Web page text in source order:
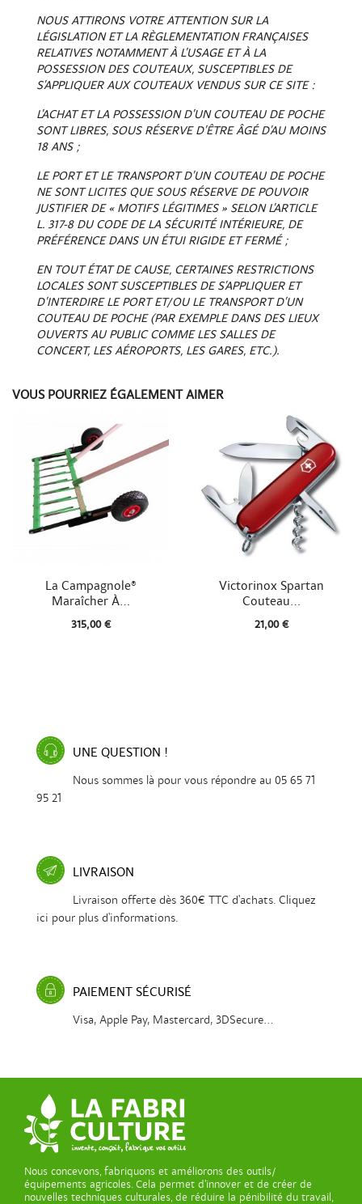
NOUS ATTIRONS VOTRE ATTENTION SUR LA
LÉGISLATION ET LA RÈGLEMENTATION FRANÇAISES
RELATIVES NOTAMMENT À L’USAGE ET À LA
POSSESSION DES COUTEAUX, SUSCEPTIBLES DE
S’APPLIQUER AUX COUTEAUX VENDUS SUR CE SITE :
L’ACHAT ET LA POSSESSION D’UN COUTEAU DE POCHE
SONT LIBRES, SOUS RÉSERVE D’ÊTRE ÂGÉ D’AU MOINS
18 ANS ;
LE PORT ET LE TRANSPORT D’UN COUTEAU DE POCHE
NE SONT LICITES QUE SOUS RÉSERVE DE POUVOIR
JUSTIFIER DE « MOTIFS LÉGITIMES » SELON L’ARTICLE
L. 317-8 DU CODE DE LA SÉCURITÉ INTÉRIEURE, DE
PRÉFÉRENCE DANS UN ÉTUI RIGIDE ET FERMÉ ;
EN TOUT ÉTAT DE CAUSE, CERTAINES RESTRICTIONS
LOCALES SONT SUSCEPTIBLES DE S’APPLIQUER ET
D’INTERDIRE LE PORT ET/OU LE TRANSPORT D’UN
COUTEAU DE POCHE (PAR EXEMPLE DANS DES LIEUX
OUVERTS AU PUBLIC COMME LES SALLES DE
CONCERT, LES AÉROPORTS, LES GARES, ETC.).
VOUS POURRIEZ ÉGALEMENT AIMER
 Aperçu rapide
La Campagnole®
Maraîcher À...
315,00 €
Aperçu rapide
Victorinox Spartan
Couteau...
21,00 €
UNE QUESTION !
Nous sommes là pour vous répondre au 05 65 71
95 21
LIVRAISON
Livraison offerte dès 360€ TTC d'achats. Cliquez
ici pour plus d'informations.
PAIEMENT SÉCURISÉ
Visa, Apple Pay, Mastercard, 3DSecure...
Nous concevons, fabriquons et améliorons des outils/
équipements agricoles. Cela permet d’innover et de créer de
nouvelles techniques culturales, de réduire la pénibilité du travail,